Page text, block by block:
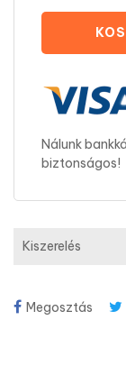
Nálunk
biztonságos!
Kiszerelés
Megosztás